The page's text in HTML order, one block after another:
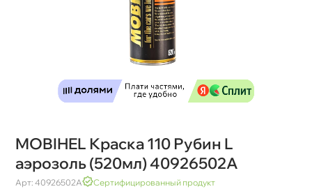
MOBIHEL Краска 110 Рубин L
аэрозоль (520мл) 40926502A
Арт: 40926502A Сертифицированный продукт